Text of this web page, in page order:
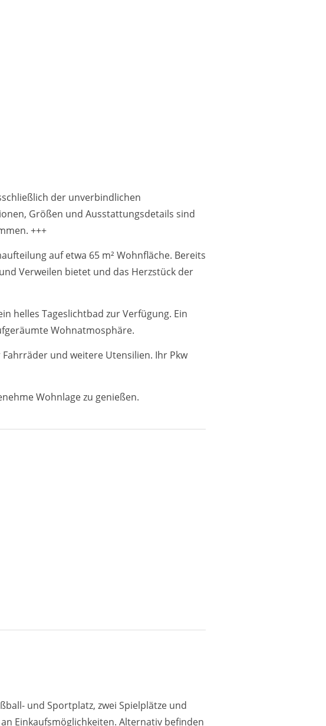
der unverbindlichen
Größen und Ausstattungsdetails sind
+++
auf etwa 65 m² Wohnfläche. Bereits
Verweilen bietet und das Herzstück der
helles Tageslichtbad zur Verfügung. Ein
Wohnatmosphäre.
und weitere Utensilien. Ihr Pkw
Wohnlage zu genießen.
und Sportplatz, zwei Spielplätze und
Einkaufsmöglichkeiten. Alternativ befinden